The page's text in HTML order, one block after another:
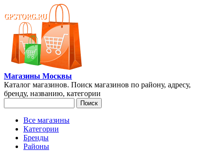
Перейти к основному содержанию
Магазины Москвы
Каталог магазинов. Поиск магазинов по району, адресу,
бренду, названию, категории
Главное меню
Все магазины
Категории
Бренды
Районы